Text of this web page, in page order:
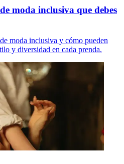
moda inclusiva que debes
moda inclusiva y cómo pueden
y diversidad en cada prenda.